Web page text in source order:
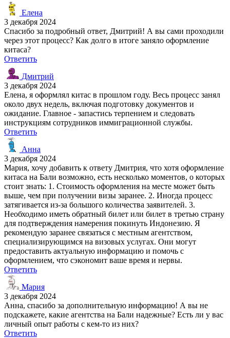
Елена
3 декабря 2024
Спасибо за подробный ответ, Дмитрий! А вы сами проходили
через этот процесс? Как долго в итоге заняло оформление
китаса?
Ответить
Дмитрий
3 декабря 2024
Елена, я оформлял китас в прошлом году. Весь процесс занял
около двух недель, включая подготовку документов и
ожидание. Главное - запастись терпением и следовать
инструкциям сотрудников иммиграционной службы.
Ответить
Анна
3 декабря 2024
Мария, хочу добавить к ответу Дмитрия, что хотя оформление
китаса на Бали возможно, есть несколько моментов, о которых
стоит знать: 1. Стоимость оформления на месте может быть
выше, чем при получении визы заранее. 2. Иногда процесс
затягивается из-за большого количества заявителей. 3.
Необходимо иметь обратный билет или билет в третью страну
для подтверждения намерения покинуть Индонезию. Я
рекомендую заранее связаться с местным агентством,
специализирующимся на визовых услугах. Они могут
предоставить актуальную информацию и помочь с
оформлением, что сэкономит ваше время и нервы.
Ответить
Мария
3 декабря 2024
Анна, спасибо за дополнительную информацию! А вы не
подскажете, какие агентства на Бали надежные? Есть ли у вас
личный опыт работы с кем-то из них?
Ответить